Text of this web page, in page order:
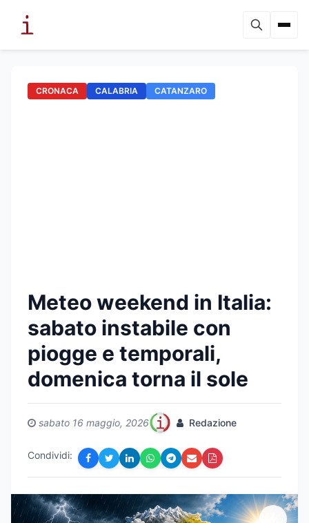
CRONACA CALABRIA CATANZARO
Meteo weekend in Italia:
sabato instabile con
piogge e temporali,
domenica torna il sole
sabato 16 maggio, 2026 Redazione
Condividi: